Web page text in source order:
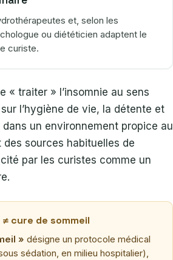
et, selon les
ou diététicien adaptent le
curiste.
« traiter » l’insomnie au sens
l’hygiène de vie, la détente et
un environnement propice au
des sources habituelles de
par les curistes comme un
cure de sommeil
» désigne un protocole médical
sédation, en milieu hospitalier),